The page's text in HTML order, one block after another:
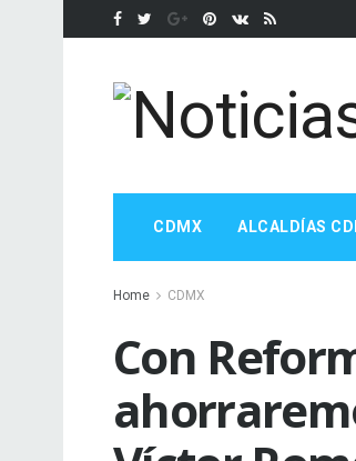
CDMX ALCALDÍAS
Home CDMX
Con